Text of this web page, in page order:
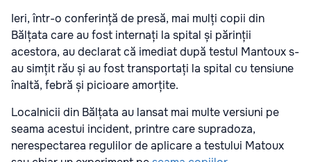
Ieri, într-o conferință de presă, mai mulți copii din
Bălțata care au fost internați la spital și părinții
acestora, au declarat că imediat după testul Mantoux s-
au simțit rău și au fost transportați la spital cu tensiune
înaltă, febră și picioare amorțite.
Localnicii din Bălțata au lansat mai multe versiuni pe
seama acestui incident, printre care supradoza,
nerespectarea regulilor de aplicare a testului Matoux